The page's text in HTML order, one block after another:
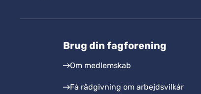
Brug din fagforening
Om medlemskab
Få rådgivning om arbejdsvilkår